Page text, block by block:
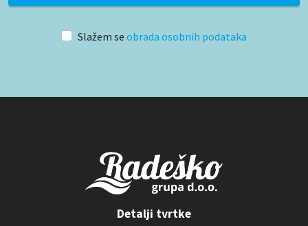
Slažem se obrada osobnih podataka
Detalji tvrtke